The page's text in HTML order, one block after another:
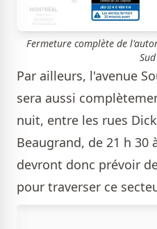
Fermeture complète de
Par ailleurs, l'avenue
sera aussi
nuit, entre les rues
Beaugrand, de 21 h 30
devront donc prévoir
pour traverser ce